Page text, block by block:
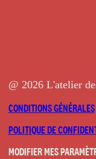
@ 2026 L'atelier
CONDITIONS GÉNÉRALES
POLITIQUE DE
MODIFIER MES